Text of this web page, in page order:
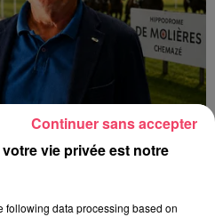
vie privée est notre
following data processing based on
Continuer sans accepter